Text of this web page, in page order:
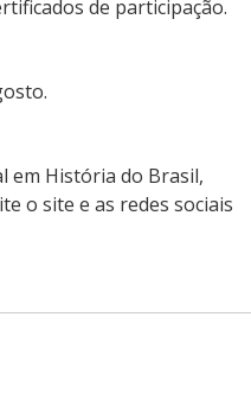
de participação.
em História do Brasil,
o site e as redes sociais